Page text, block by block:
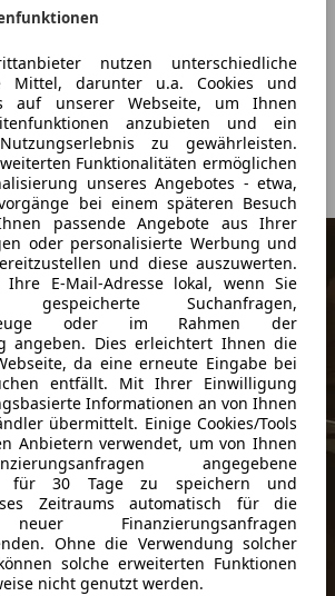
nutzen unterschiedliche
Mittel, darunter u.a. Cookies und
auf unserer Webseite, um Ihnen
anzubieten und ein
zu gewährleisten.
Funktionalitäten ermöglichen
unseres Angebotes - etwa,
bei einem späteren Besuch
passende Angebote aus Ihrer
oder personalisierte Werbung und
und diese auszuwerten.
E-Mail-Adresse lokal, wenn Sie
Suchanfragen,
oder im Rahmen der
angeben. Dies erleichtert Ihnen die
da eine erneute Eingabe bei
entfällt. Mit Ihrer Einwilligung
Informationen an von Ihnen
übermittelt. Einige Cookies/Tools
Anbietern verwendet, um von Ihnen
angegebene
für 30 Tage zu speichern und
Zeitraums automatisch für die
Finanzierungsanfragen
Ohne die Verwendung solcher
solche erweiterten Funktionen
nicht genutzt werden.
Rolle.
mit dem Online-Kfz-
Kfz-Versicherung trotz SCHUFA